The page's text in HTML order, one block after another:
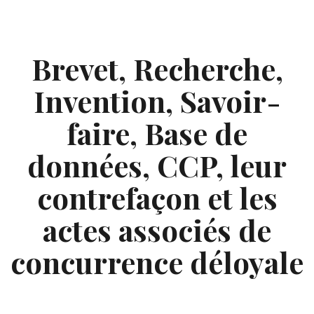
Brevet, Recherche,
Invention, Savoir-
faire, Base de
données, CCP, leur
contrefaçon et les
actes associés de
concurrence déloyale